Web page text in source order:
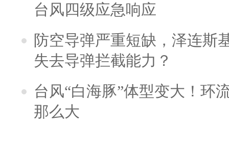
台风四级应急响应
防空导弹严重短缺，泽连斯
失去导弹拦截能力？
台风“白海豚”体型变大！环
那么大